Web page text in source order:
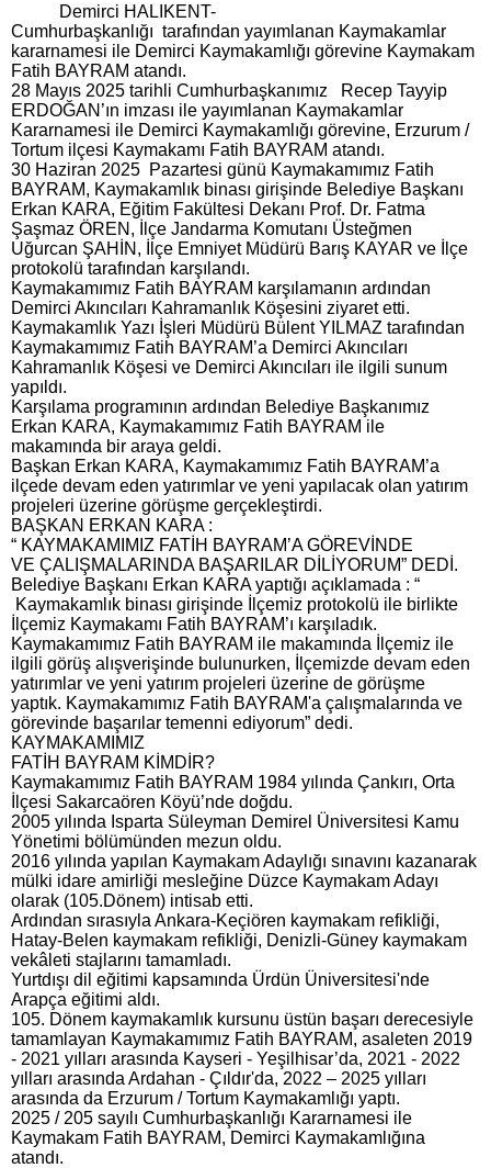
Demirci HALIKENT-
Cumhurbaşkanlığı tarafından yayımlanan Kaymakamlar
kararnamesi ile Demirci Kaymakamlığı görevine Kaymakam
Fatih BAYRAM atandı.
28 Mayıs 2025 tarihli Cumhurbaşkanımız Recep Tayyip
ERDOĞAN’ın imzası ile yayımlanan Kaymakamlar
Kararnamesi ile Demirci Kaymakamlığı görevine, Erzurum /
Tortum ilçesi Kaymakamı Fatih BAYRAM atandı.
30 Haziran 2025 Pazartesi günü Kaymakamımız Fatih
BAYRAM, Kaymakamlık binası girişinde Belediye Başkanı
Erkan KARA, Eğitim Fakültesi Dekanı Prof. Dr. Fatma
Şaşmaz ÖREN, İlçe Jandarma Komutanı Üsteğmen
Uğurcan ŞAHİN, İlçe Emniyet Müdürü Barış KAYAR ve İlçe
protokolü tarafından karşılandı.
Kaymakamımız Fatih BAYRAM karşılamanın ardından
Demirci Akıncıları Kahramanlık Köşesini ziyaret etti.
Kaymakamlık Yazı İşleri Müdürü Bülent YILMAZ tarafından
Kaymakamımız Fatih BAYRAM’a Demirci Akıncıları
Kahramanlık Köşesi ve Demirci Akıncıları ile ilgili sunum
yapıldı.
Karşılama programının ardından Belediye Başkanımız
Erkan KARA, Kaymakamımız Fatih BAYRAM ile
makamında bir araya geldi.
Başkan Erkan KARA, Kaymakamımız Fatih BAYRAM’a
ilçede devam eden yatırımlar ve yeni yapılacak olan yatırım
projeleri üzerine görüşme gerçekleştirdi.
BAŞKAN ERKAN KARA :
“ KAYMAKAMIMIZ FATİH BAYRAM’A GÖREVİNDE
VE ÇALIŞMALARINDA BAŞARILAR DİLİYORUM” DEDİ.
Belediye Başkanı Erkan KARA yaptığı açıklamada : “
Kaymakamlık binası girişinde İlçemiz protokolü ile birlikte
İlçemiz Kaymakamı Fatih BAYRAM’ı karşıladık.
Kaymakamımız Fatih BAYRAM ile makamında İlçemiz ile
ilgili görüş alışverişinde bulunurken, İlçemizde devam eden
yatırımlar ve yeni yatırım projeleri üzerine de görüşme
yaptık. Kaymakamımız Fatih BAYRAM'a çalışmalarında ve
görevinde başarılar temenni ediyorum” dedi.
KAYMAKAMIMIZ
FATİH BAYRAM KİMDİR?
Kaymakamımız Fatih BAYRAM 1984 yılında Çankırı, Orta
İlçesi Sakarcaören Köyü’nde doğdu.
2005 yılında Isparta Süleyman Demirel Üniversitesi Kamu
Yönetimi bölümünden mezun oldu.
2016 yılında yapılan Kaymakam Adaylığı sınavını kazanarak
mülki idare amirliği mesleğine Düzce Kaymakam Adayı
olarak (105.Dönem) intisab etti.
Ardından sırasıyla Ankara-Keçiören kaymakam refikliği,
Hatay-Belen kaymakam refikliği, Denizli-Güney kaymakam
vekâleti stajlarını tamamladı.
Yurtdışı dil eğitimi kapsamında Ürdün Üniversitesi'nde
Arapça eğitimi aldı.
105. Dönem kaymakamlık kursunu üstün başarı derecesiyle
tamamlayan Kaymakamımız Fatih BAYRAM, asaleten 2019
- 2021 yılları arasında Kayseri - Yeşilhisar’da, 2021 - 2022
yılları arasında Ardahan - Çıldır'da, 2022 – 2025 yılları
arasında da Erzurum / Tortum Kaymakamlığı yaptı.
2025 / 205 sayılı Cumhurbaşkanlığı Kararnamesi ile
Kaymakam Fatih BAYRAM, Demirci Kaymakamlığına
atandı.